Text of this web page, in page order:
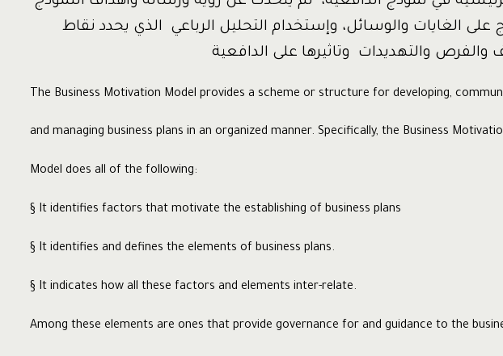
على الغايات والوسائل، وإستخدام التحليل الرباعي الذي يحدد نقاط
والفرص والتهديدات وتاثيرها على الدافعية
The Business Motivation Model provides a scheme or structure for developing,
and managing business plans in an organized manner. Specifically, the Business
Model does all of the following:
§ It identifies factors that motivate the establishing of business plans
§ It identifies and defines the elements of business plans.
§ It indicates how all these factors and elements inter-relate.
Among these elements are ones that provide governance for and guidance to the